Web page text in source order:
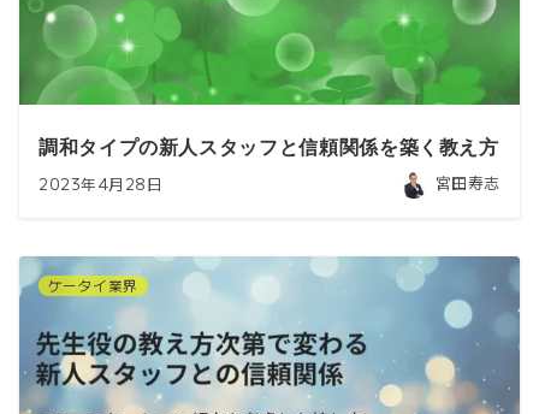
調和タイプの新人スタッフと信頼関係を築く教え方
2023年4月28日 宮田寿志
ケータイ業界